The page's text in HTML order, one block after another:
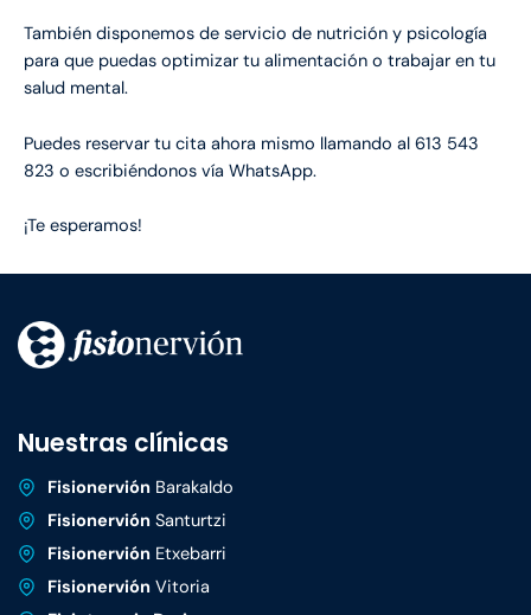
También disponemos de servicio de nutrición y psicología
para que puedas optimizar tu alimentación o trabajar en tu
salud mental.
Puedes reservar tu cita ahora mismo llamando al 613 543
823 o escribiéndonos vía WhatsApp.
¡Te esperamos!
Nuestras clínicas
FisionerviónBarakaldo
FisionerviónSanturtzi
FisionerviónEtxebarri
FisionerviónVitoria